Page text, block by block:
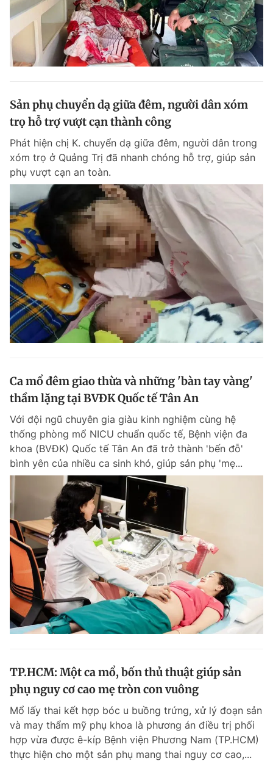
Sản phụ chuyển dạ giữa đêm, người dân xóm
trọ hỗ trợ vượt cạn thành công
Phát hiện chị K. chuyển dạ giữa đêm, người dân trong
xóm trọ ở Quảng Trị đã nhanh chóng hỗ trợ, giúp sản
phụ vượt cạn an toàn.
Ca mổ đêm giao thừa và những 'bàn tay vàng'
thầm lặng tại BVĐK Quốc tế Tân An
Với đội ngũ chuyên gia giàu kinh nghiệm cùng hệ
thống phòng mổ NICU chuẩn quốc tế, Bệnh viện đa
khoa (BVĐK) Quốc tế Tân An đã trở thành 'bến đỗ'
bình yên của nhiều ca sinh khó, giúp sản phụ 'mẹ...
TP.HCM: Một ca mổ, bốn thủ thuật giúp sản
phụ nguy cơ cao mẹ tròn con vuông
Mổ lấy thai kết hợp bóc u buồng trứng, xử lý đoạn sản
và may thẩm mỹ phụ khoa là phương án điều trị phối
hợp vừa được ê-kíp Bệnh viện Phương Nam (TP.HCM)
thực hiện cho một sản phụ mang thai nguy cơ cao,...